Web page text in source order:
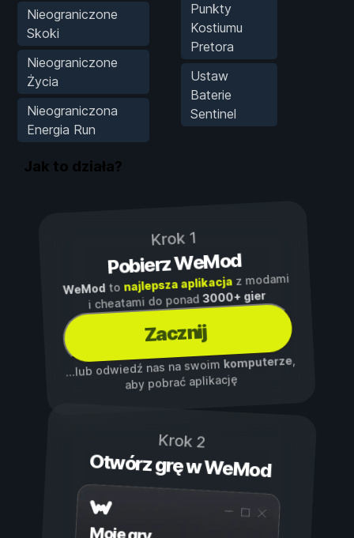
Nieograniczone
Skoki
Nieograniczone
Życia
Nieograniczona
Energia Run
Punkty
Kostiumu
Pretora
Ustaw
Baterie
Sentinel
Jak to działa?
Krok 1
Pobierz WeMod
WeModto najlepsza aplikacjaz modami
i cheatami do ponad3000+ gier
Zacznij
...lub odwiedź nas na swoim komputerze,
aby pobrać aplikację
Krok 2
Otwórz grę w WeMod